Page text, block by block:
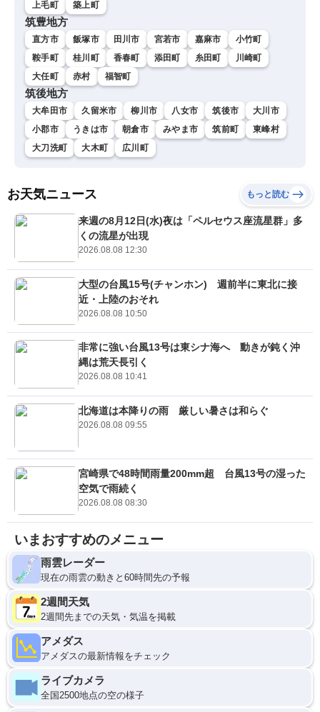
上毛町 築上町
筑豊地方
直方市 飯塚市 田川市 宮若市 嘉麻市
小竹町
鞍手町
桂川町 香春町 添田町 糸田町
川崎町
大任町
赤村 福智町
筑後地方
大牟田市 久留米市 柳川市 八女市 筑後市
大川市
小郡市
うきは市 朝倉市 みやま市 筑前町
東峰村
大刀洗町
大木町 広川町
お天気ニュース もっと読む
来週の8月12日(水)夜は「ペルセウス座流星群」多
くの流星が出現
2026.08.08 12:30
大型の台風15号(チャンホン) 週前半に東北に接
近・上陸のおそれ
2026.08.08 10:50
非常に強い台風13号は東シナ海へ 動きが鈍く沖
縄は荒天長引く
2026.08.08 10:41
北海道は本降りの雨 厳しい暑さは和らぐ
2026.08.08 09:55
宮崎県で48時間雨量200mm超 台風13号の湿った
空気で雨続く
2026.08.08 08:30
いまおすすめのメニュー
雨雲レーダー
現在の雨雲の動きと60時間先の予報
2週間天気
2週間先までの天気・気温を掲載
アメダス
アメダスの最新情報をチェック
ライブカメラ
全国2500地点の空の様子